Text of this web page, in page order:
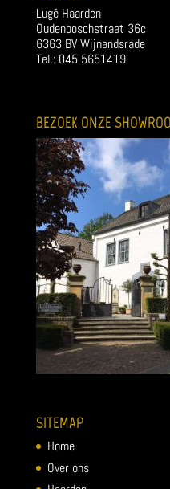
Lugé Haarden
Oudenboschstraat 36c
6363 BV Wijnandsrade
Tel.: 045 5651419
BEZOEK ONZE
SITEMAP
Home
Over ons